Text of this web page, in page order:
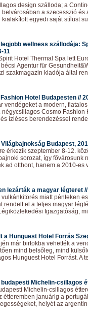
design szálloda; a
belvárosában a szecesszió és
egyedi saját stílust
legjobb wellness szállodája:
11
Hotel Thermal Spa lett
Agentur für
szakmagazin kiadója által
Hotel Budapesten //
vendégeket a modern,
négycsillagos Cosmo Fashion
ízléses berendezéssel
Budapest,
érkezik szeptember 8-12.
sorozat, így fővárosunk
ad otthont, hanem a 2010-es
lezárták a magyar légteret
miatt pénteken
rendelt el a teljes magyar
Igazgatóság,
a Hunguest Hotel Forrás
már birtokba vehették a
mind belsőleg, mind
Hunguest Hotel Forrást. A
budapesti Michelin-csillagos
Michelin-csillagos
étteremben januárig a
helyét az